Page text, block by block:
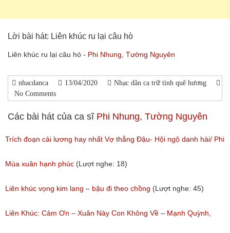
Lời bài hát: Liên khúc ru lại câu hò
Liên khúc ru lại câu hò - Phi Nhung Tường Nguyên
nhacdanca 13/04/2020
Nhạc dân ca trữ tình quê hương
No Comments
Các bài hát của ca sĩ Phi Nhung, Tường Nguyên
Trích đoạn cải lương hay nhất Vợ thằng Đậu- Hội ngộ danh hài/ Phi
Nhung, NSUT Kim Tử Long, Bảo Chung
(Lượt nghe: 165)
Mùa xuân hạnh phúc (Lượt nghe: 18)
Liên khúc vọng kim lang – bậu đi theo chồng (Lượt nghe: 45)
Liên Khúc: Cảm Ơn – Xuân Này Con Không Về – Mạnh Quỳnh,